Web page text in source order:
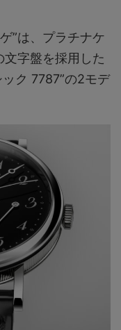
”は、プラチナケ
文字盤を採用した
ック 7787”の2モデ